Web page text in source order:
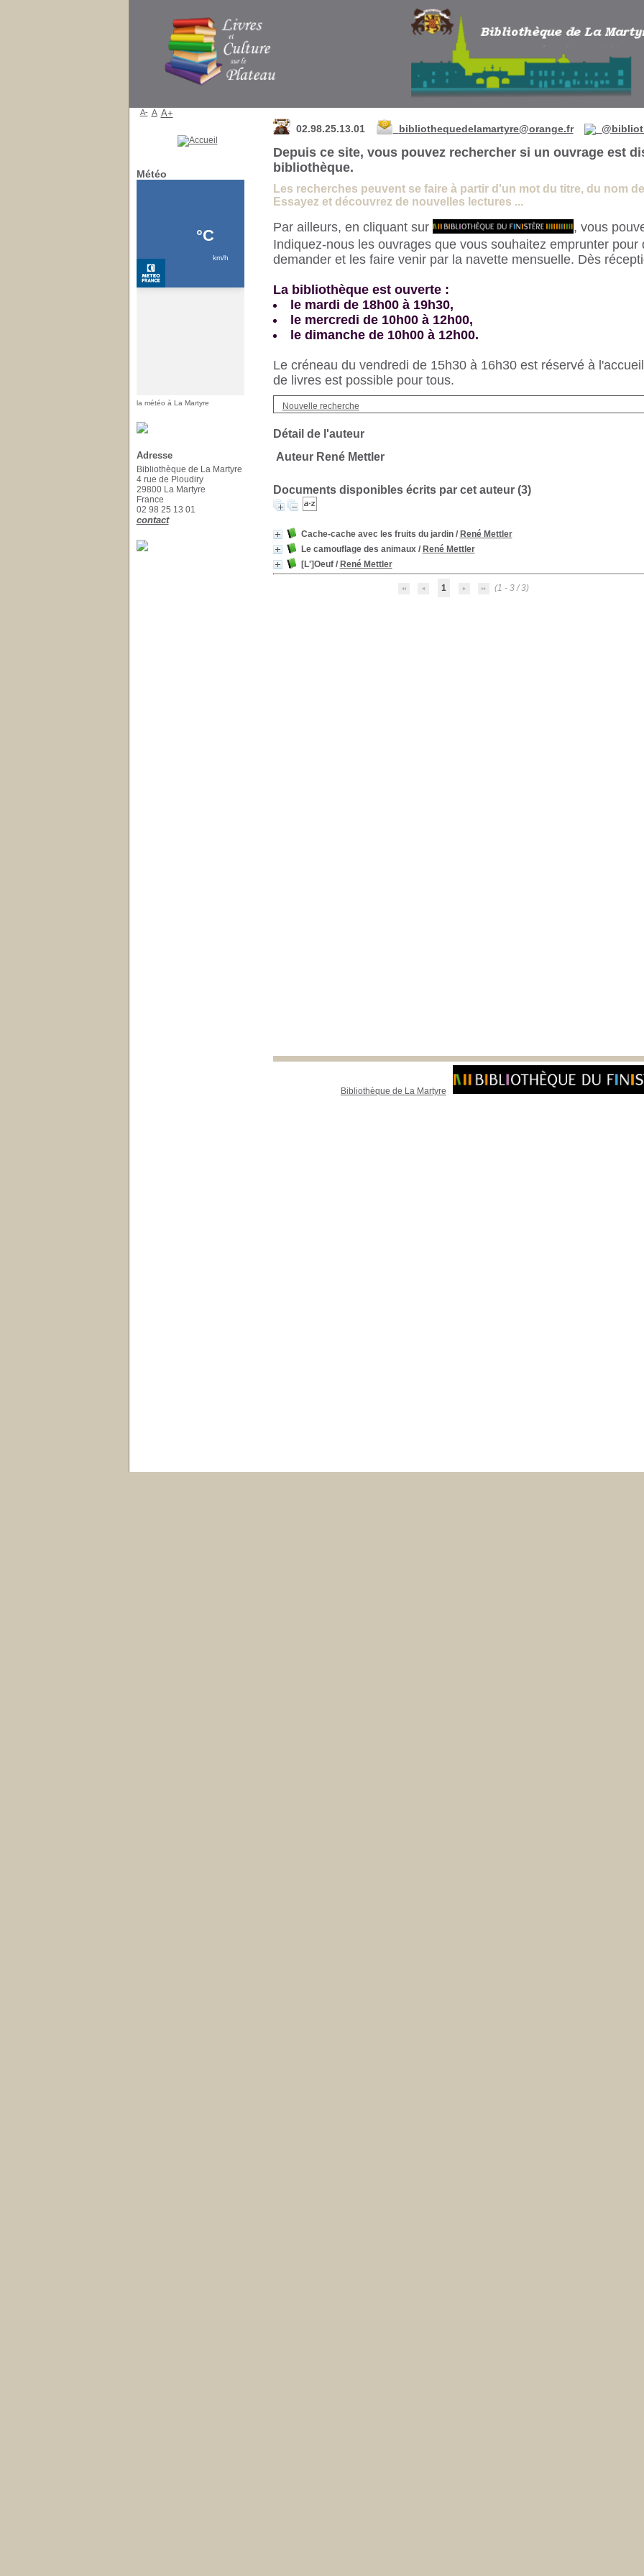
Les recherches peuvent se faire à partir d'un mot du titre, du nom
Essayez et découvrez de nouvelles lectures ...
Par ailleurs, en cliquant sur
, vous
Indiquez-nous les ouvrages que vous souhaitez emprunter pour
demander et les faire venir par la navette mensuelle. Dès
La bibliothèque est ouverte :
le mardi de 18h00 à 19h30,
le mercredi de 10h00 à 12h00,
le dimanche de 10h00 à 12h00.
Le créneau du vendredi de 15h30 à 16h30 est réservé à
de livres est possible pour tous.
Nouvelle recherche
Détail de l'auteur
Auteur René Mettler
Documents disponibles écrits par cet auteur (3)
Cache-cache avec les fruits du jardin/ René Mettler
Le camouflage des animaux/ René Mettler
[L']Oeuf/ René Mettler
1 (1 - 3 / 3)
Bibliothèque de La Martyre
02.98.25.13.01 bibliothequedelamartyre@orange.fr
Depuis ce site, vous pouvez rechercher si un ouvrage est
bibliothèque.
A- A A+
Météo
la météo à La Martyre
Adresse
Bibliothèque de La Martyre
4 rue de Ploudiry
29800 La Martyre
France
02 98 25 13 01
contact